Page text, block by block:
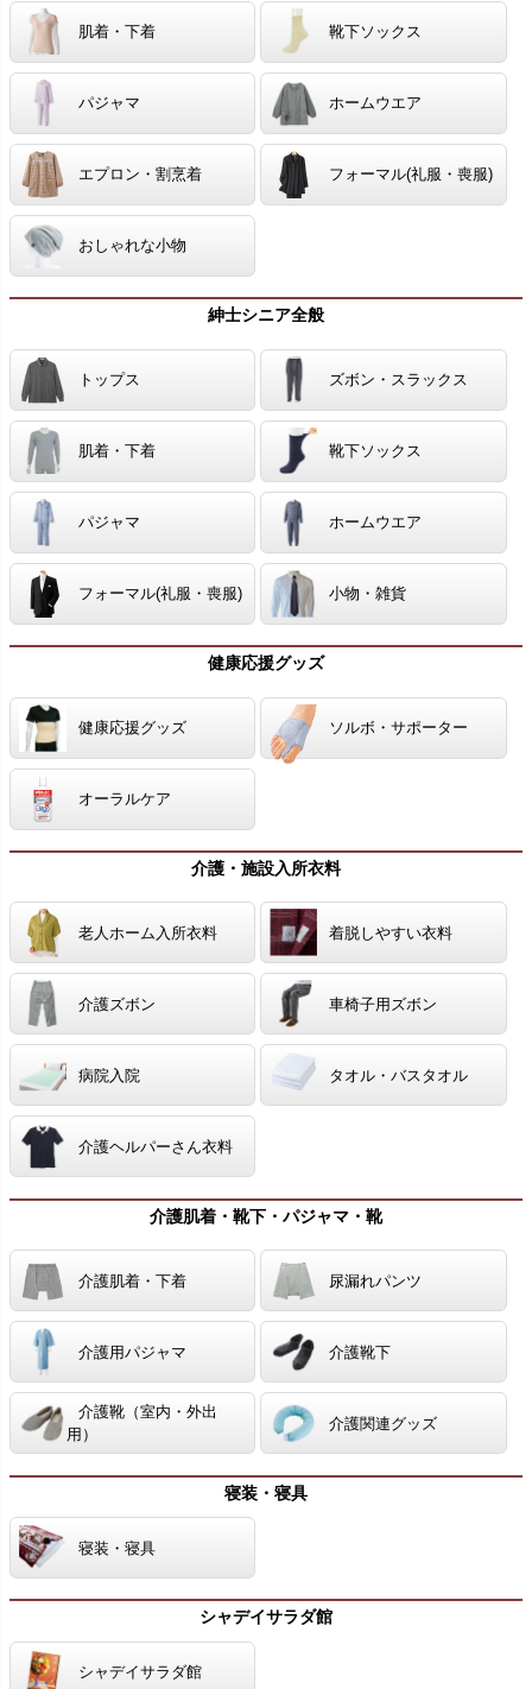
肌着・下着 靴下ソックス
パジャマ ホームウエア
エプロン・割烹着 フォーマル(礼服・喪服)
おしゃれな小物
紳士シニア全般
トップス ズボン・スラックス
肌着・下着 靴下ソックス
パジャマ ホームウエア
フォーマル(礼服・喪服) 小物・雑貨
健康応援グッズ
健康応援グッズ ソルボ・サポーター
オーラルケア
介護・施設入所衣料
老人ホーム入所衣料 着脱しやすい衣料
介護ズボン 車椅子用ズボン
病院入院 タオル・バスタオル
介護ヘルパーさん衣料
介護肌着・靴下・パジャマ・靴
介護肌着・下着 尿漏れパンツ
介護用パジャマ 介護靴下
介護靴（室内・外出
用）
介護関連グッズ
寝装・寝具
寝装・寝具
シャデイサラダ館
シャデイサラダ館